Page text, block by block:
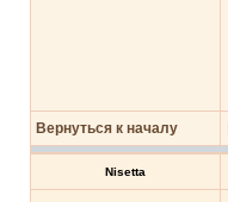
Вернуться к началу
Nisetta